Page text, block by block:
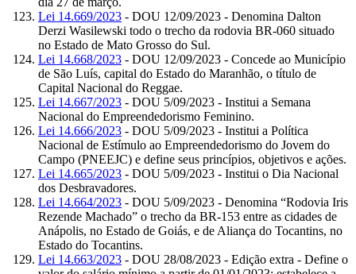
Lei 14.669/2023 - DOU 12/09/2023 - Denomina Dalton
Derzi Wasilewski todo o trecho da rodovia BR-060 situado
no Estado de Mato Grosso do Sul.
Lei 14.668/2023 - DOU 12/09/2023 - Concede ao Município
de São Luís, capital do Estado do Maranhão, o título de
Capital Nacional do Reggae.
Lei 14.667/2023 - DOU 5/09/2023 - Institui a Semana
Nacional do Empreendedorismo Feminino.
Lei 14.666/2023 - DOU 5/09/2023 - Institui a Política
Nacional de Estímulo ao Empreendedorismo do Jovem do
Campo (PNEEJC) e define seus princípios, objetivos e ações.
Lei 14.665/2023 - DOU 5/09/2023 - Institui o Dia Nacional
dos Desbravadores.
Lei 14.664/2023 - DOU 5/09/2023 - Denomina “Rodovia Iris
Rezende Machado” o trecho da BR-153 entre as cidades de
Anápolis, no Estado de Goiás, e de Aliança do Tocantins, no
Estado do Tocantins.
Lei 14.663/2023 - DOU 28/08/2023 - Edição extra - Define o